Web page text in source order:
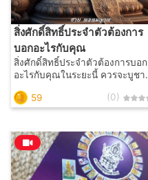
สิ่งศักดิ์สิทธิ์ประจำตัวต้องการ
บอกอะไรกับคุณ
สิ่งศักดิ์สิทธิ์ประจำตัวต้องการบอก
อะไรกับคุณในระยะนี้ ควรจะบูชา
ด้านไหนให้ปัง ออกคำทำนายเป็น
คลิปเสียงนะคะ
59 (0)